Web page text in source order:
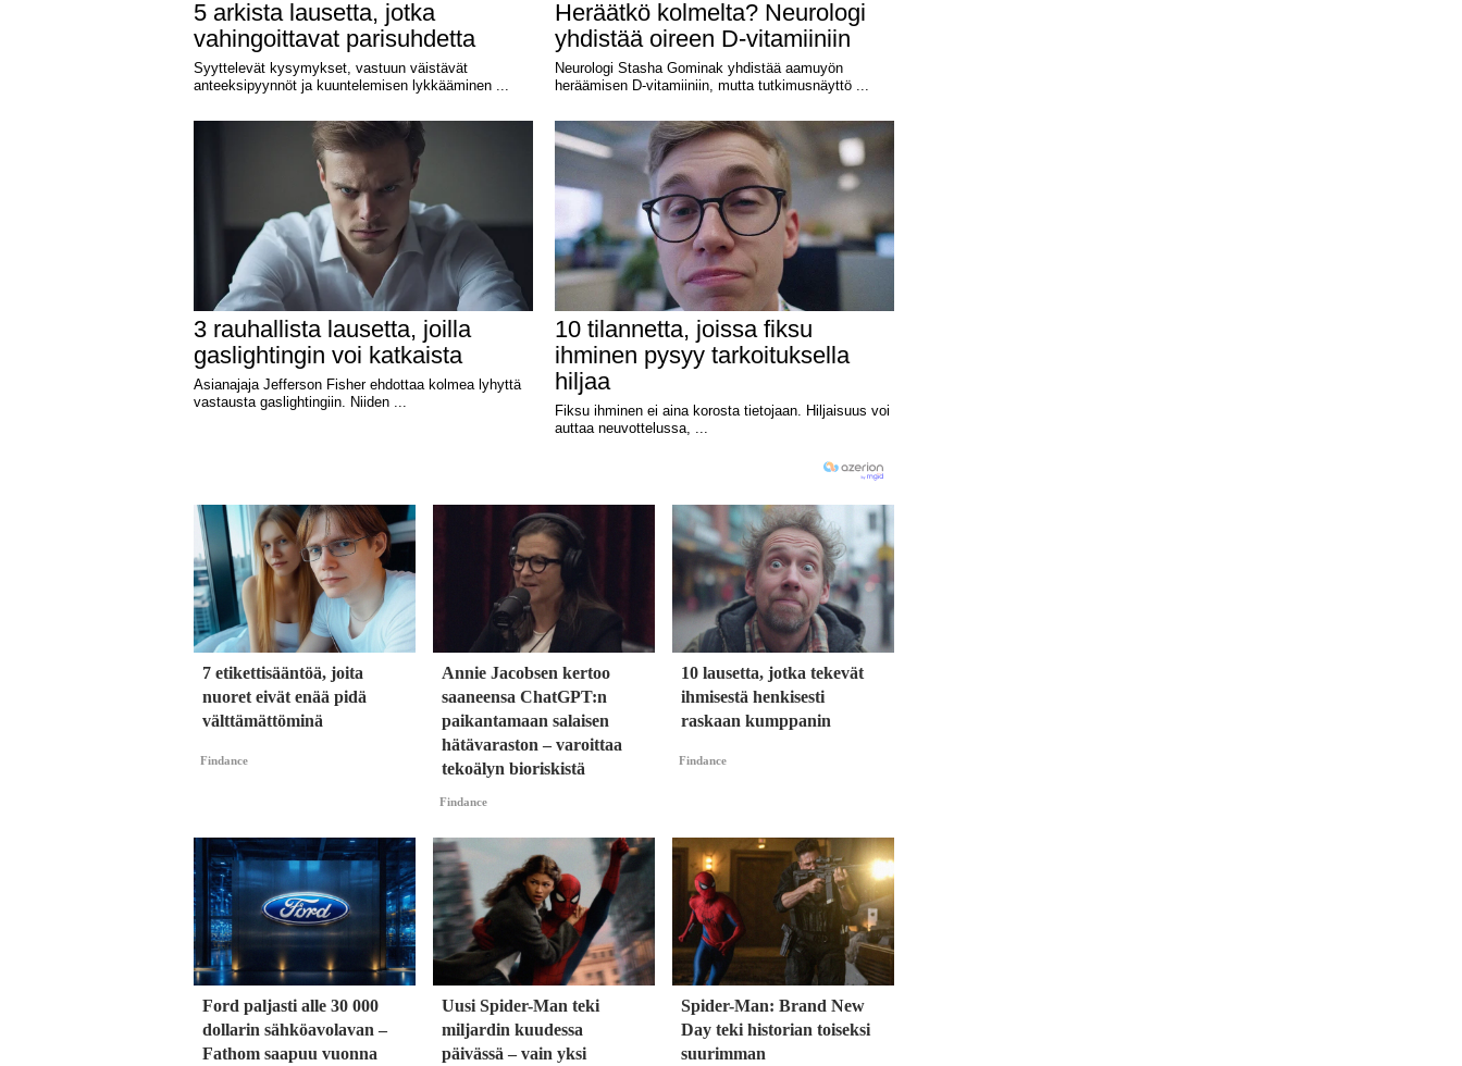
7 etikettisääntöä, joita
nuoret eivät enää pidä
välttämättöminä
Findance
Annie Jacobsen kertoo
saaneensa ChatGPT:n
paikantamaan salaisen
hätävaraston – varoittaa
tekoälyn bioriskistä
Findance
10 lausetta, jotka tekevät
ihmisestä henkisesti
raskaan kumppanin
Findance
Ford paljasti alle 30 000
dollarin sähköavolavan –
Fathom saapuu vuonna
Uusi Spider-Man teki
miljardin kuudessa
päivässä – vain yksi
Spider-Man: Brand New
Day teki historian toiseksi
suurimman